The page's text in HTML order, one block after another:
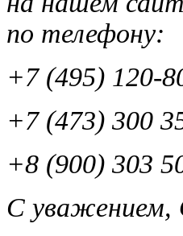
по телефону:
+7 (495) 120-
+7 (473) 300
+8 (900) 303
С уважением,